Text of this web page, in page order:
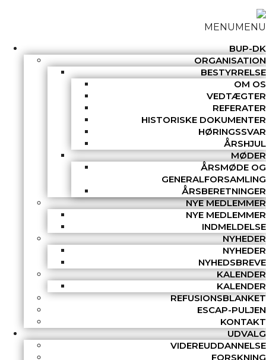
MENUMENU
BUP-DK
ORGANISATION
BESTYRRELSE
OM OS
VEDTÆGTER
REFERATER
HISTORISKE DOKUMENTER
HØRINGSSVAR
ÅRSHJUL
MØDER
ÅRSMØDE OG
GENERALFORSAMLING
ÅRSBERETNINGER
NYE MEDLEMMER
NYE MEDLEMMER
INDMELDELSE
NYHEDER
NYHEDER
NYHEDSBREVE
KALENDER
KALENDER
REFUSIONSBLANKET
ESCAP-PULJEN
KONTAKT
UDVALG
VIDEREUDDANNELSE
FORSKNING